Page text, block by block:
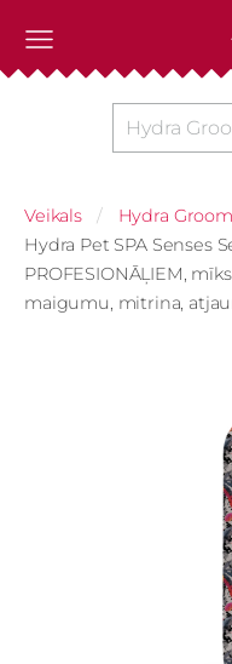
Hydra
Veikals
Hydra
Hydra Pet SPA Senses
PROFESIONĀĻIEM,
maigumu, mitrina,